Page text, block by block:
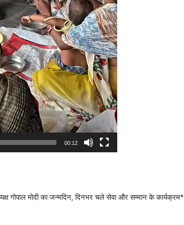
00:12
गोपाल मोदी का जन्मदिन, दिनभर चले सेवा और सम्मान के कार्यक्रम*